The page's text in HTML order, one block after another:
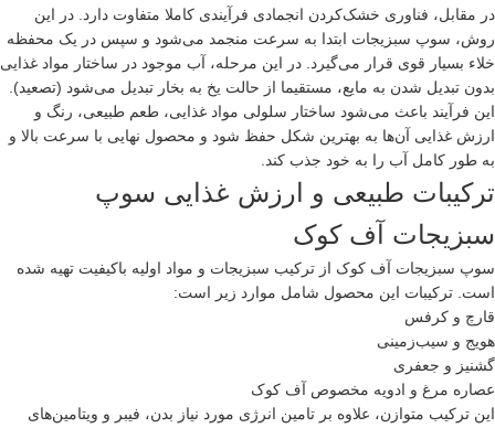
در مقابل، فناوری خشک‌کردن انجمادی فرآیندی کاملا متفاوت دارد. در این
روش، سوپ سبزیجات ابتدا به سرعت منجمد می‌شود و سپس در یک محفظه
خلاء بسیار قوی قرار می‌گیرد. در این مرحله، آب موجود در ساختار مواد غذایی
بدون تبدیل شدن به مایع، مستقیما از حالت یخ به بخار تبدیل می‌شود (تصعید).
این فرآیند باعث می‌شود ساختار سلولی مواد غذایی، طعم طبیعی، رنگ و
ارزش غذایی آن‌ها به بهترین شکل حفظ شود و محصول نهایی با سرعت بالا و
به طور کامل آب را به خود جذب کند.
ترکیبات طبیعی و ارزش غذایی سوپ
سبزیجات آف کوک
سوپ سبزیجات آف کوک از ترکیب سبزیجات و مواد اولیه باکیفیت تهیه شده
است. ترکیبات این محصول شامل موارد زیر است:
قارچ و کرفس
هویج و سیب‌زمینی
گشنیز و جعفری
عصاره مرغ و ادویه مخصوص آف کوک
این ترکیب متوازن، علاوه بر تامین انرژی مورد نیاز بدن، فیبر و ویتامین‌های